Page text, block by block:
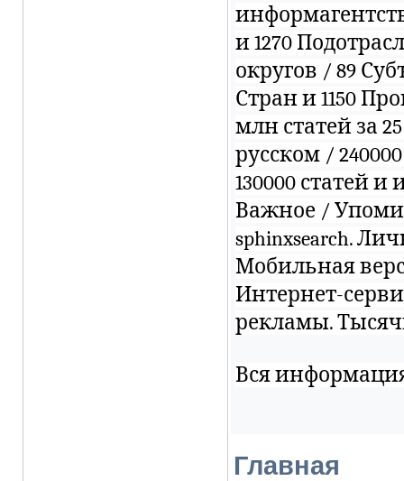
и 1270
округов / 89
Стран и 1150
млн статей за
русском /
130000 статей
Важное /
sphinxsearch.
Мобильная
Интернет-
рекламы.
Вся
Главная